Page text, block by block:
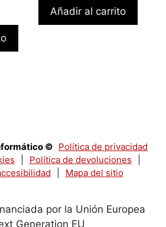
Añadir al carrito
© Política de privacidad
Política de devoluciones
Mapa del sitio
por la Unión Europea
Generation EU